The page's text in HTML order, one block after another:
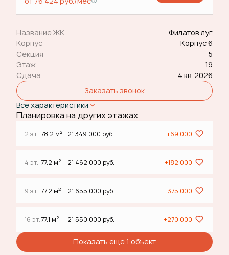
Название ЖК
Филатов луг
Корпус
Корпус 6
Секция
5
Этаж
19
Сдача
4 кв. 2026
Заказать звонок
Все характеристики
Планировка на других этажах
2 эт. 78.2 м2 21 349 000 руб. +69 000
4 эт. 77.2 м2 21 462 000 руб. +182 000
9 эт. 77.2 м2 21 655 000 руб. +375 000
16 эт.77.1 м2 21 550 000 руб. +270 000
Показать еще 1 объект